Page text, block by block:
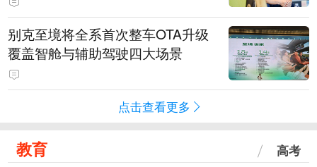
别克至境将全系首次整车OTA升级
覆盖智舱与辅助驾驶四大场景
点击查看更多
教育 高考